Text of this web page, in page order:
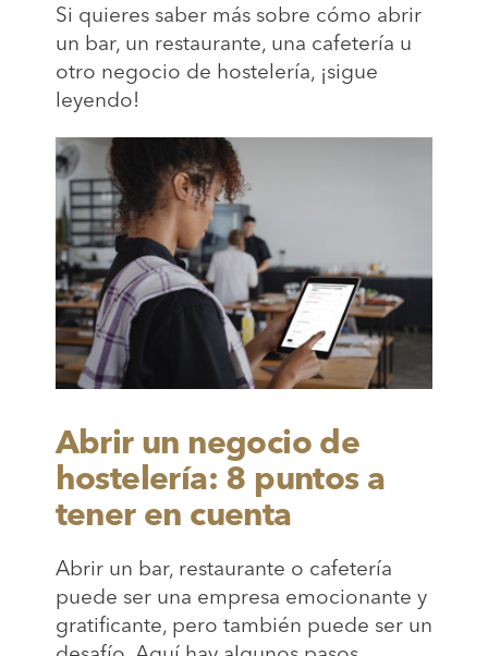
Si quieres saber más sobre cómo abrir
un bar, un restaurante, una cafetería u
otro negocio de hostelería, ¡sigue
leyendo!
Abrir un negocio de
hostelería: 8 puntos a
tener en cuenta
Abrir un bar, restaurante o cafetería
puede ser una empresa emocionante y
gratificante, pero también puede ser un